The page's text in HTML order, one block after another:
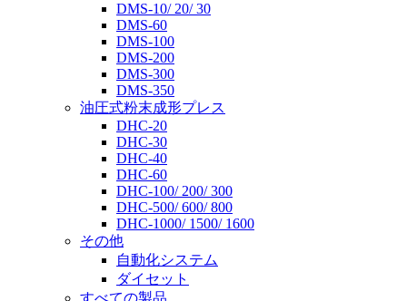
DMS-10/ 20/ 30
DMS-60
DMS-100
DMS-200
DMS-300
DMS-350
油圧式粉末成形プレス
DHC-20
DHC-30
DHC-40
DHC-60
DHC-100/ 200/ 300
DHC-500/ 600/ 800
DHC-1000/ 1500/ 1600
その他
自動化システム
ダイセット